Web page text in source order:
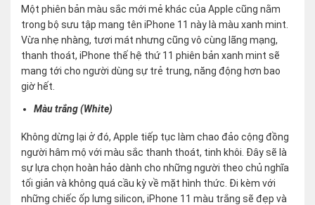
Một phiên bản màu sắc mới mẻ khác của Apple cũng nằm
trong bộ sưu tập mang tên iPhone 11 này là màu xanh mint.
Vừa nhẹ nhàng, tươi mát nhưng cũng vô cùng lãng mạng,
thanh thoát, iPhone thế hệ thứ 11 phiên bản xanh mint sẽ
mang tới cho người dùng sự trẻ trung, năng động hơn bao
giờ hết.
Màu trắng (White)
Không dừng lại ở đó, Apple tiếp tục làm chao đảo cộng đồng
người hâm mộ với màu sắc thanh thoát, tinh khôi. Đây sẽ là
sự lựa chọn hoàn hảo dành cho những người theo chủ nghĩa
tối giản và không quá cầu kỳ về mặt hình thức. Đi kèm với
những chiếc ốp lưng silicon, iPhone 11 màu trắng sẽ đẹp và